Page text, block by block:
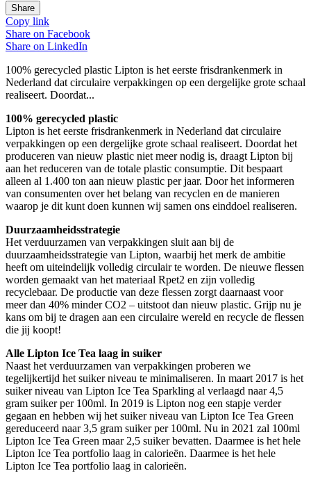
Share
Copy link
Share on Facebook
Share on LinkedIn
100% gerecycled plastic Lipton is het eerste frisdrankenmerk in
Nederland dat circulaire verpakkingen op een dergelijke grote schaal
realiseert. Doordat...
100% gerecycled plastic
Lipton is het eerste frisdrankenmerk in Nederland dat circulaire
verpakkingen op een dergelijke grote schaal realiseert. Doordat het
produceren van nieuw plastic niet meer nodig is, draagt Lipton bij
aan het reduceren van de totale plastic consumptie. Dit bespaart
alleen al 1.400 ton aan nieuw plastic per jaar. Door het informeren
van consumenten over het belang van recyclen en de manieren
waarop je dit kunt doen kunnen wij samen ons einddoel realiseren.
Duurzaamheidsstrategie
Het verduurzamen van verpakkingen sluit aan bij de
duurzaamheidsstrategie van Lipton, waarbij het merk de ambitie
heeft om uiteindelijk volledig circulair te worden. De nieuwe flessen
worden gemaakt van het materiaal Rpet2 en zijn volledig
recyclebaar. De productie van deze flessen zorgt daarnaast voor
meer dan 40% minder CO2 – uitstoot dan nieuw plastic. Grijp nu je
kans om bij te dragen aan een circulaire wereld en recycle de flessen
die jij koopt!
Alle Lipton Ice Tea laag in suiker
Naast het verduurzamen van verpakkingen proberen we
tegelijkertijd het suiker niveau te minimaliseren. In maart 2017 is het
suiker niveau van Lipton Ice Tea Sparkling al verlaagd naar 4,5
gram suiker per 100ml. In 2019 is Lipton nog een stapje verder
gegaan en hebben wij het suiker niveau van Lipton Ice Tea Green
gereduceerd naar 3,5 gram suiker per 100ml. Nu in 2021 zal 100ml
Lipton Ice Tea Green maar 2,5 suiker bevatten. Daarmee is het hele
Lipton Ice Tea portfolio laag in calorieën. Daarmee is het hele
Lipton Ice Tea portfolio laag in calorieën.